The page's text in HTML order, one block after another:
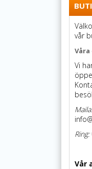
vår
Vi
Maila:
Ring:
Vår